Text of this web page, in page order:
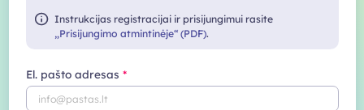
Instrukcijas registracijai ir prisijungimui rasite
„Prisijungimo atmintinėje“ (PDF).
El. pašto adresas